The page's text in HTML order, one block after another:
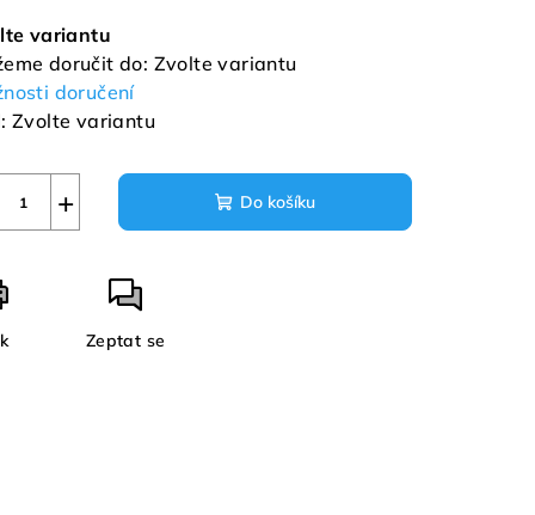
variantu
doručit do: Zvolte variantu
doručení
Zvolte variantu
+ Do košíku
Zeptat se